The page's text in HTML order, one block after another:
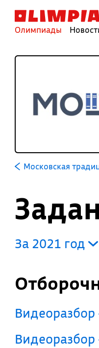
Олимпиады
Московская
За 2021 год